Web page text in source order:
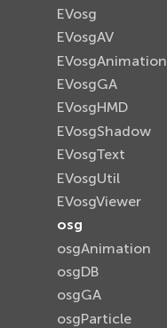
EVosg
EVosgAV
EVosgAnimation
EVosgGA
EVosgHMD
EVosgShadow
EVosgText
EVosgUtil
EVosgViewer
osg
osgAnimation
osgDB
osgGA
osgParticle